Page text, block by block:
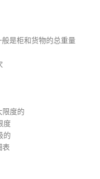
是柜和货物的总重量
限度的
度
的
表